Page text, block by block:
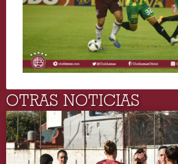
OTRAS NOTICIAS